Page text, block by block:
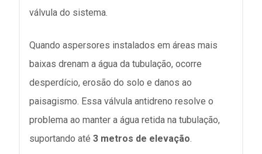
válvula do sistema.
Quando aspersores instalados em áreas mais
baixas drenam a água da tubulação, ocorre
desperdício, erosão do solo e danos ao
paisagismo. Essa válvula antidreno resolve o
problema ao manter a água retida na tubulação,
suportando até 3 metros de elevação